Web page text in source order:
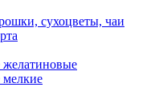
сухоцветы, чаи